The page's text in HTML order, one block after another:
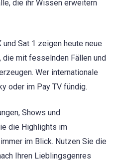
die ihr Wissen erweitern
und Sat 1 zeigen heute neue
mit fesselnden Fällen und
Wer internationale
oder im Pay TV fündig.
Shows und
die Highlights im
im Blick. Nutzen Sie die
Ihren Lieblingsgenres